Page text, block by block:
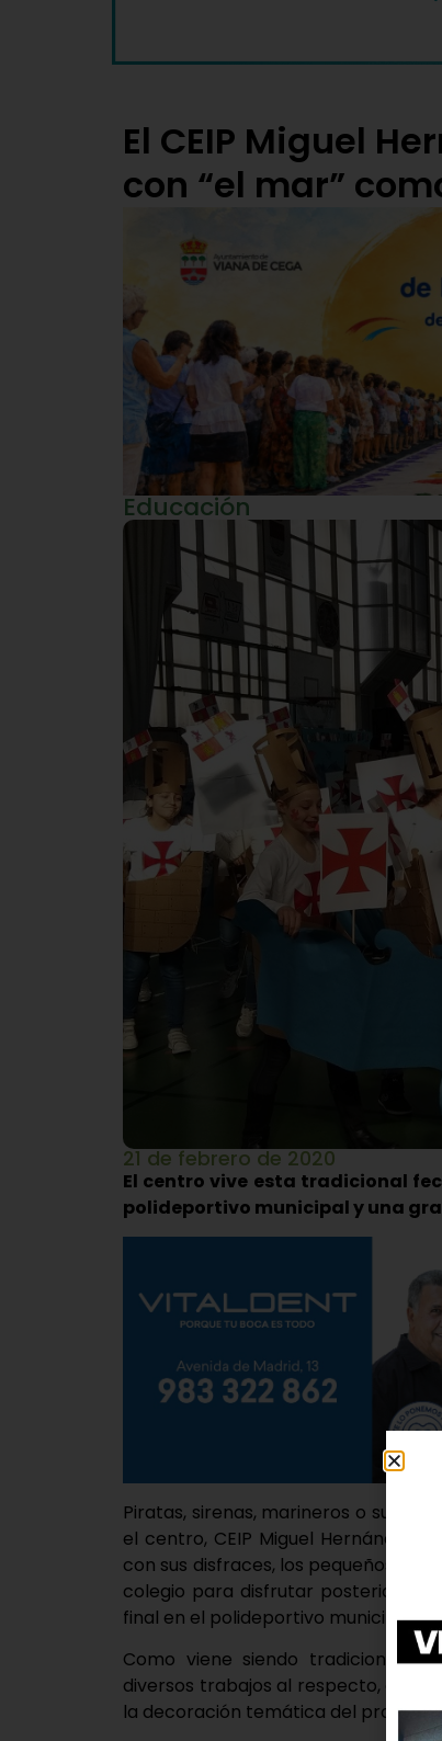
El CEIP Miguel
con “el mar”
Educación
21 de febrero de 2020
El centro vive esta tradicional
polideportivo municipal y una
Piratas, sirenas, marineros o
el centro, CEIP Miguel Hernández,
con sus disfraces, los pequeños de
colegio para disfrutar
final en el polideportivo municipal.
Como viene siendo tradicional,
diversos trabajos al respecto,
la decoración temática del propio